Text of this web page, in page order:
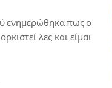
ενημερώθηκα πως ο
λες και είμαι